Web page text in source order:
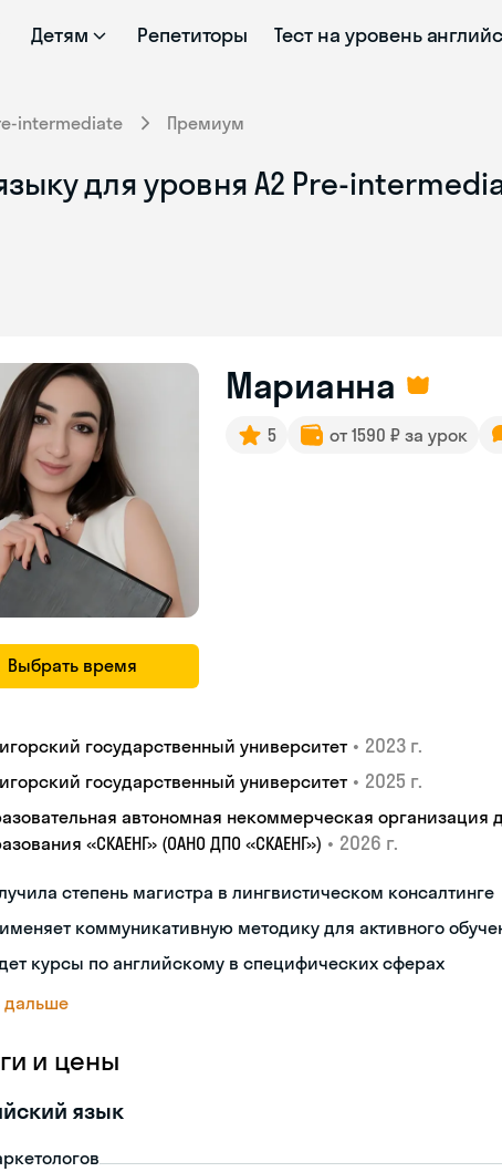
Детям Репетиторы Тест на уровень
intermediate Премиум
для уровня A2 Pre-
Выбрать время
Марианна
5 от 1590 ₽ за урок
государственный университет • 2023 г.
государственный университет • 2025 г.
автономная некоммерческая организация
«СКАЕНГ» (ОАНО ДПО «СКАЕНГ») • 2026 г.
степень магистра в лингвистическом консалтинге
коммуникативную методику для активного
курсы по английскому в специфических сферах
дальше
и цены
язык